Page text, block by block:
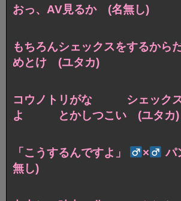
おっ、AV見るか (名無し)
もちろんシェックスをするか
めとけ (ユタカ)
コウノトリがな シェックス
よ とかしつこい (ユタカ)
「こうするんですよ」 ×
パ
無し)